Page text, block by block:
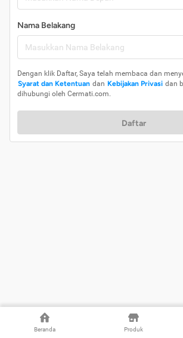
Beranda Produk
Nama Belakang
Dengan klik Daftar, Saya telah membaca dan
Syarat dan Ketentuan dan Kebijakan Privasi dan
dihubungi oleh Cermati.com.
Daftar